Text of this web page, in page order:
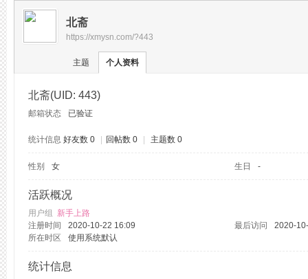
› ›
北斋
https://xmysn.com/?443
主题 个人资料
北斋(UID: 443)
邮箱状态 已验证
统计信息 好友数 0 回帖数 0 主题数 0
性别 女 生日 -
活跃概况
用户组 新手上路
注册时间
2020-10-22 16:09 最后访问
2020-
所在时区
使用系统默认
统计信息